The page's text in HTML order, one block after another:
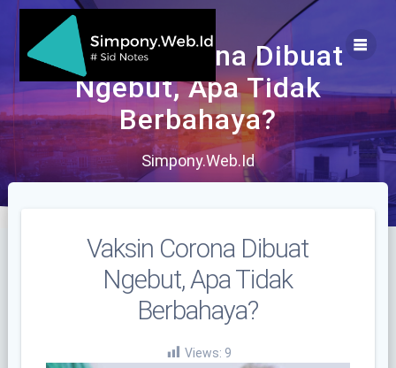
Skip
content
Vaksin Corona Dibuat
Ngebut, Apa Tidak
Berbahaya?
Simpony.Web.Id
Vaksin Corona Dibuat
Ngebut, Apa Tidak
Berbahaya?
Views: 9